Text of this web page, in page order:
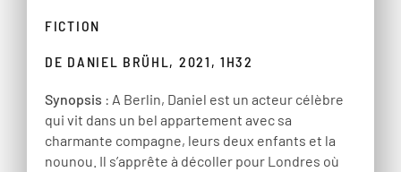
FICTION
DE DANIEL BRÜHL, 2021, 1H32
Synopsis : A Berlin, Daniel est un acteur célèbre
qui vit dans un bel appartement avec sa
charmante compagne, leurs deux enfants et la
nounou. Il s’apprête à décoller pour Londres où